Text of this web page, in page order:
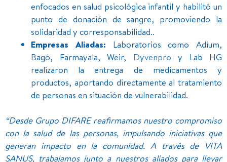
enfocados en salud psicológica infantil y habilitó un
punto de donación de sangre, promoviendo la
solidaridad y corresponsabilidad..
Empresas Aliadas: Laboratorios como Adium,
Bagó, Farmayala, Weir, Dyvenpro y Lab HG
realizaron la entrega de medicamentos y
productos, aportando directamente al tratamiento
de personas en situación de vulnerabilidad.
“Desde Grupo DIFARE reafirmamos nuestro compromiso
con la salud de las personas, impulsando iniciativas que
generan impacto en la comunidad. A través de VITA
SANUS, trabajamos junto a nuestros aliados para llevar